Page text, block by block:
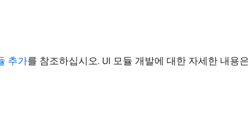
추가를 참조하십시오. UI 모듈 개발에 대한 자세한 내용은